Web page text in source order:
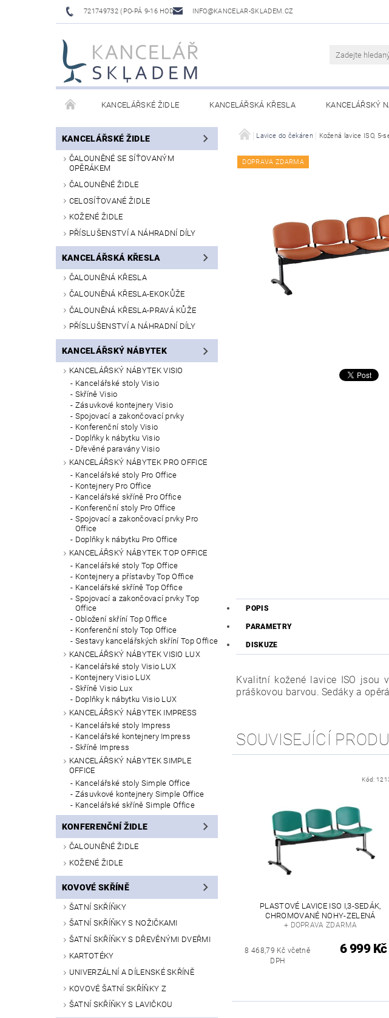
721749732 (PO-PÁ 9-16 HOD) INFO@KANCELAR-SKLADEM.CZ
KANCELÁŘSKÉ ŽIDLE KANCELÁŘSKÁ KŘESLA KANCELÁŘSKÝ
LAVICE DO ČEKÁREN VÝŠKOVĚ NASTAVITELNÉ STOLY OBCHODNÍ
KANCELÁŘSKÉ ŽIDLE
ČALOUNĚNÉ SE SÍŤOVANÝM
OPĚRÁKEM
ČALOUNĚNÉ ŽIDLE
CELOSÍŤOVANÉ ŽIDLE
KOŽENÉ ŽIDLE
PŘÍSLUŠENSTVÍ A NÁHRADNÍ DÍLY
KANCELÁŘSKÁ KŘESLA
ČALOUNĚNÁ KŘESLA
ČALOUNĚNÁ KŘESLA-EKOKŮŽE
ČALOUNĚNÁ KŘESLA-PRAVÁ KŮŽE
PŘÍSLUŠENSTVÍ A NÁHRADNÍ DÍLY
KANCELÁŘSKÝ NÁBYTEK
KANCELÁŘSKÝ NÁBYTEK VISIO
Kancelářské stoly Visio
Skříně Visio
Zásuvkové kontejnery Visio
Spojovací a zakončovací prvky
Konferenční stoly Visio
Doplňky k nábytku Visio
Dřevěné paravány Visio
KANCELÁŘSKÝ NÁBYTEK PRO OFFICE
Kancelářské stoly Pro Office
Kontejnery Pro Office
Kancelářské skříně Pro Office
Konferenční stoly Pro Office
Spojovací a zakončovací prvky Pro
Office
Doplňky k nábytku Pro Office
KANCELÁŘSKÝ NÁBYTEK TOP OFFICE
Kancelářské stoly Top Office
Kontejnery a přístavby Top Office
Kancelářské skříně Top Office
Spojovací a zakončovací prvky Top
Office
Obložení skříní Top Office
Konferenční stoly Top Office
Sestavy kancelářských skříní Top Office
KANCELÁŘSKÝ NÁBYTEK VISIO LUX
Kancelářské stoly Visio LUX
Kontejnery Visio LUX
Skříně Visio Lux
Doplňky k nábytku Visio LUX
KANCELÁŘSKÝ NÁBYTEK IMPRESS
Kancelářské stoly Impress
Kancelářské kontejnery Impress
Skříně Impress
KANCELÁŘSKÝ NÁBYTEK SIMPLE
OFFICE
Kancelářské stoly Simple Office
Zásuvkové kontejnery Simple Office
Kancelářské skříně Simple Office
KONFERENČNÍ ŽIDLE
ČALOUNĚNÉ ŽIDLE
KOŽENÉ ŽIDLE
KOVOVÉ SKŘÍNĚ
ŠATNÍ SKŘÍŇKY
ŠATNÍ SKŘÍŇKY S NOŽIČKAMI
ŠATNÍ SKŘÍŇKY S DŘEVĚNÝMI DVEŘMI
KARTOTÉKY
UNIVERZÁLNÍ A DÍLENSKÉ SKŘÍNĚ
KOVOVÉ ŠATNÍ SKŘÍŇKY Z
ŠATNÍ SKŘÍŇKY S LAVIČKOU
Lavice do čekáren Kožená lavice ISO, 5-
DOPRAVA ZDARMA
POPIS
PARAMETRY
DISKUZE
Kvalitní kožené lavice ISO jsou
práškovou barvou. Sedáky a
SOUVISEJÍCÍ
Kód:
PLASTOVÉ LAVICE ISO I,3-SEDÁK,
CHROMOVANÉ NOHY-ZELENÁ
+ DOPRAVA ZDARMA
8 468,79 Kč včetně
DPH
6 999 Kč